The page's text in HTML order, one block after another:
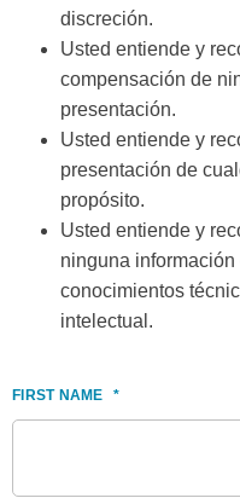
discreción.
Usted entiende y
compensación de
presentación.
Usted entiende y
presentación de
propósito.
Usted entiende y
ninguna
conocimientos
intelectual.
FIRST NAME *